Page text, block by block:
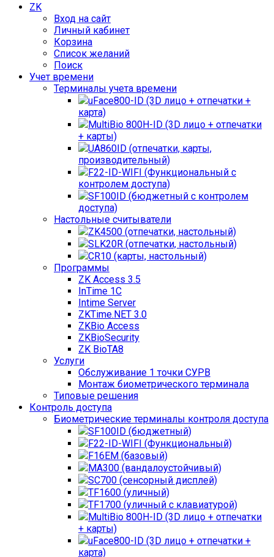
ZK
Вход на сайт
Личный кабинет
Корзина
Список желаний
Поиск
Учет времени
Терминалы учета времени
uFace800-ID (3D лицо + отпечатки +
карта)
MultiBio 800H-ID (3D лицо + отпечатки
+ карты)
UA860ID (отпечатки, карты,
производительный)
F22-ID-WIFI (Функциональный с
контролем доступа)
SF100ID (бюджетный с контролем
доступа)
Настольные считыватели
ZK4500 (отпечатки, настольный)
SLK20R (отпечатки, настольный)
CR10 (карты, настольный)
Программы
ZK Access 3.5
InTime 1С
Intime Server
ZKTime.NET 3.0
ZKBio Access
ZKBioSecurity
ZK BioTA8
Услуги
Обслуживание 1 точки СУРВ
Монтаж биометрического терминала
Типовые решения
Контроль доступа
Биометрические терминалы контроля доступа
SF100ID (бюджетный)
F22-ID-WIFI (Функциональный)
F16EM (базовый)
MA300 (вандалоустойчивый)
SC700 (сенсорный дисплей)
TF1600 (уличный)
TF1700 (уличный с клавиатурой)
MultiBio 800H-ID (3D лицо + отпечатки
+ карты)
uFace800-ID (3D лицо + отпечатки +
карта)